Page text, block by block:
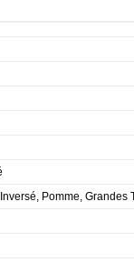
Pomme, Grandes